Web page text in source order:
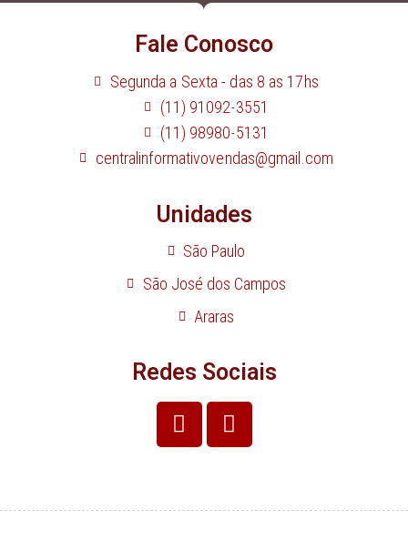
Fale Conosco
Segunda a Sexta - das 8 as 17hs
(11) 91092-3551
(11) 98980-5131
centralinformativovendas@gmail.com
Unidades
São Paulo
São José dos Campos
Araras
Redes Sociais